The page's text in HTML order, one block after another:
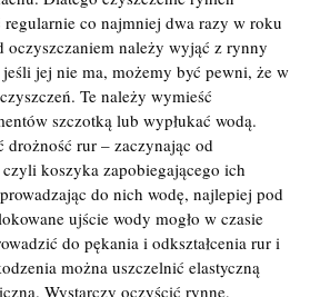
co najmniej dwa razy w roku
oczyszczaniem należy wyjąć z rynny
jej nie ma, możemy być pewni, że w
Te należy wymieść
szczotką lub wypłukać wodą.
drożność rur – zaczynając od
koszyka zapobiegającego ich
do nich wodę, najlepiej pod
ujście wody mogło w czasie
do pękania i odkształcenia rur i
można uszczelnić elastyczną
Wystarczy oczyścić rynnę,